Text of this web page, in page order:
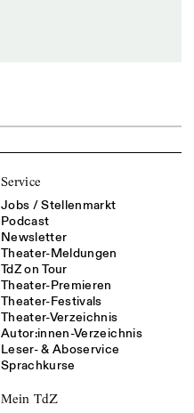
Service
Jobs / Stellenmarkt
Podcast
Newsletter
Theater-Meldungen
TdZ on Tour
Theater-Premieren
Theater-Festivals
Theater-Verzeichnis
Autor:innen-Verzeichnis
Leser- & Aboservice
Sprachkurse
Mein TdZ